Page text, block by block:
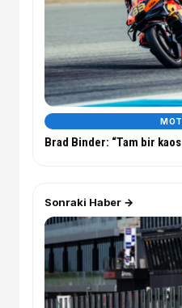
Brad Binder: “Tam bir
Sonraki Haber →